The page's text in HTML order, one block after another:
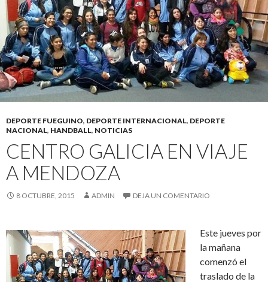
DEPORTE FUEGUINO, DEPORTE INTERNACIONAL, DEPORTE
NACIONAL, HANDBALL, NOTICIAS
CENTRO GALICIA EN VIAJE
A MENDOZA
8 OCTUBRE, 2015 ADMIN DEJA UN COMENTARIO
Este jueves por
la mañana
comenzó el
traslado de la